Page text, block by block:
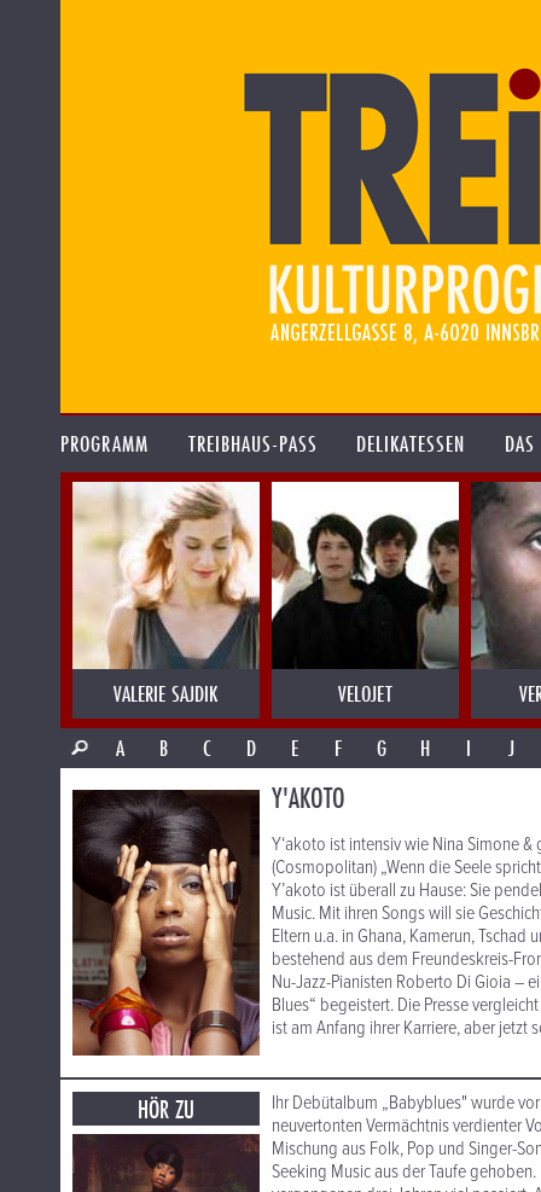
PROGRAMM TREIBHAUS-PASS DELIKATESSEN
VALERIE SAJDIK VELOJET
A
B C D E F G H I J
Y'AKOTO
Y‘akoto ist intensiv wie Nina Simone
(Cosmopolitan) „Wenn die Seele
Y’akoto ist überall zu Hause: Sie
Music. Mit ihren Songs will sie
Eltern u.a. in Ghana, Kamerun,
bestehend aus dem Freundeskreis-
Nu-Jazz-Pianisten Roberto Di Gioia –
Blues“ begeistert. Die Presse
ist am Anfang ihrer Karriere, aber jetzt
HÖR ZU
Ihr Debütalbum „Babyblues" wurde
neuvertonten Vermächtnis verdienter
Mischung aus Folk, Pop und Singer-
Seeking Music aus der Taufe